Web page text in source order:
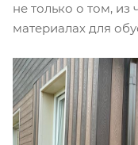
не только о том, из
материалах для